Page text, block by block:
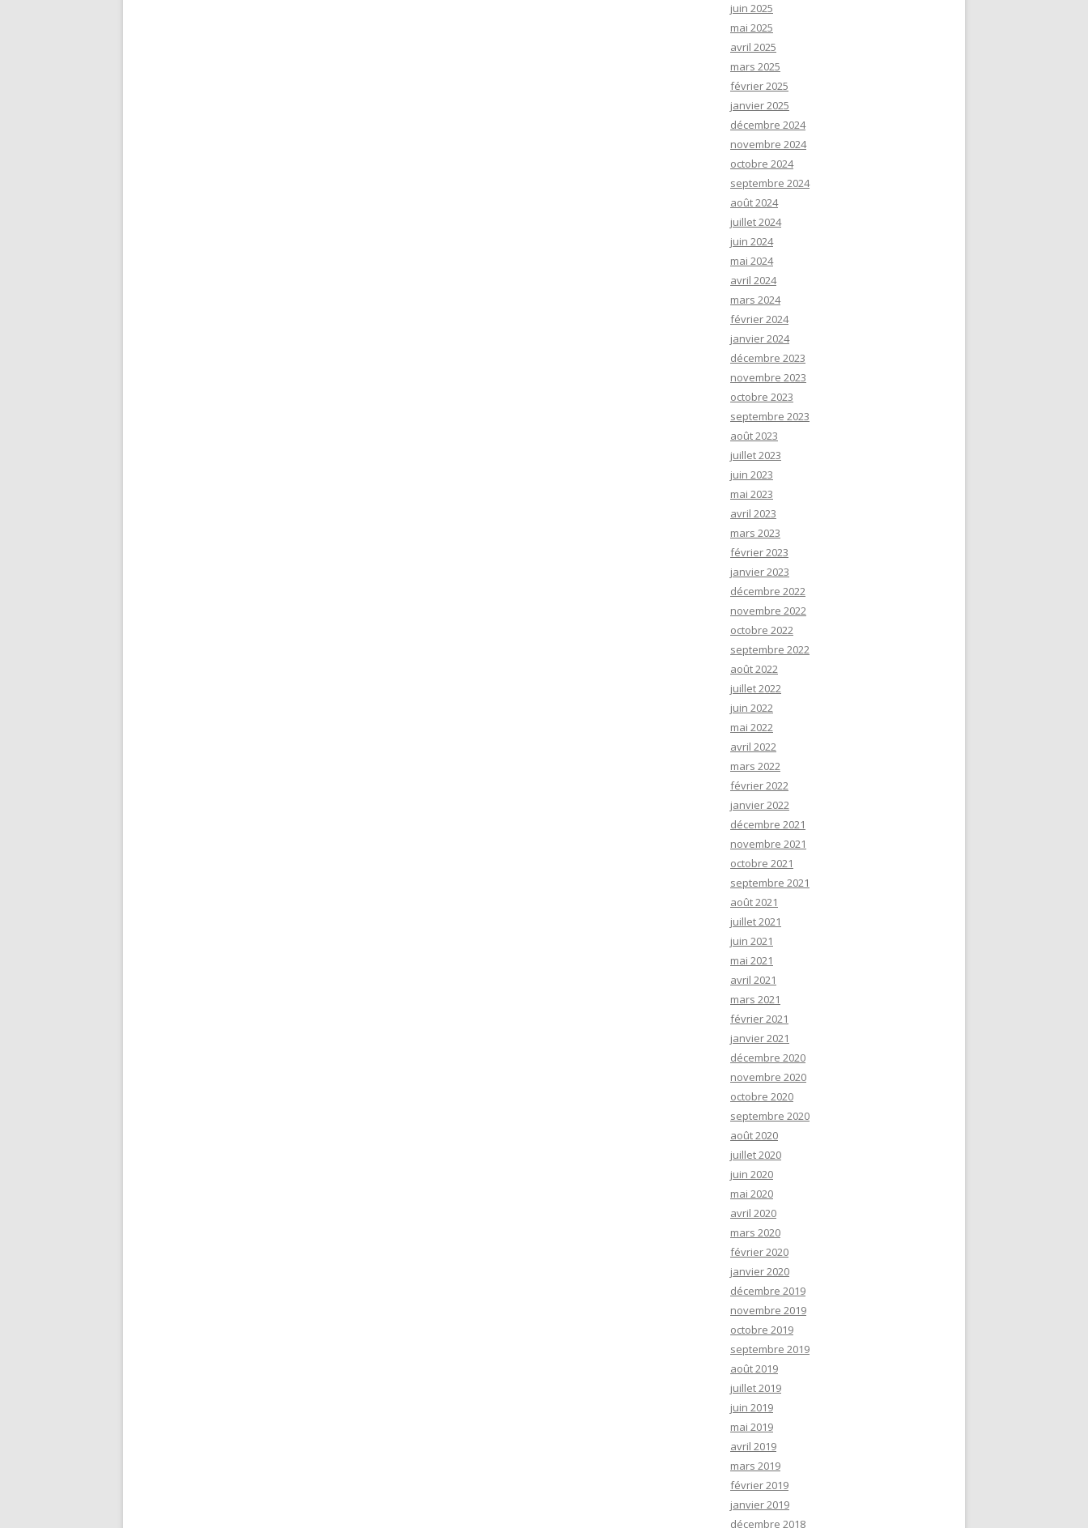
juin 2025
mai 2025
avril 2025
mars 2025
février 2025
janvier 2025
décembre 2024
novembre 2024
octobre 2024
septembre 2024
août 2024
juillet 2024
juin 2024
mai 2024
avril 2024
mars 2024
février 2024
janvier 2024
décembre 2023
novembre 2023
octobre 2023
septembre 2023
août 2023
juillet 2023
juin 2023
mai 2023
avril 2023
mars 2023
février 2023
janvier 2023
décembre 2022
novembre 2022
octobre 2022
septembre 2022
août 2022
juillet 2022
juin 2022
mai 2022
avril 2022
mars 2022
février 2022
janvier 2022
décembre 2021
novembre 2021
octobre 2021
septembre 2021
août 2021
juillet 2021
juin 2021
mai 2021
avril 2021
mars 2021
février 2021
janvier 2021
décembre 2020
novembre 2020
octobre 2020
septembre 2020
août 2020
juillet 2020
juin 2020
mai 2020
avril 2020
mars 2020
février 2020
janvier 2020
décembre 2019
novembre 2019
octobre 2019
septembre 2019
août 2019
juillet 2019
juin 2019
mai 2019
avril 2019
mars 2019
février 2019
janvier 2019
décembre 2018